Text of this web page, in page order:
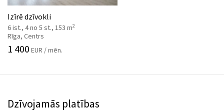
Izīrē dzīvokli
6 ist., 4 no 5 st., 153 m2
Rīga, Centrs
1 400 EUR / mēn.
Dzīvojamās platības